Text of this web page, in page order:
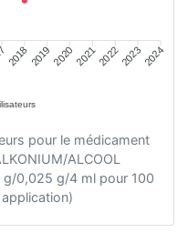
2018 201920202021202220232024
pour le médicament
ALCOOL
g/0,025 g/4 ml pour 100